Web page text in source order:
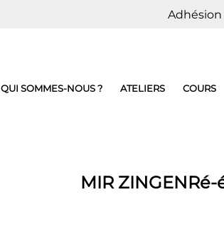
Adhésion
QUI SOMMES-NOUS ? ATELIERS COURS
MIR